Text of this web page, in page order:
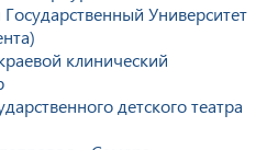
Университет
клинический
детского театра